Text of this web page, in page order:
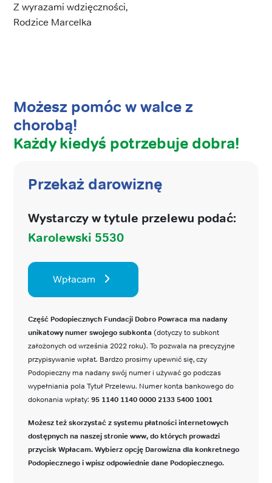
Z wyrazami wdzięczności,
Rodzice Marcelka
Możesz pomóc w walce z
chorobą!
Każdy kiedyś potrzebuje dobra!
Przekaż darowiznę
Wystarczy w tytule przelewu podać:
Karolewski 5530
Wpłacam
Część Podopiecznych Fundacji Dobro Powraca ma nadany
unikatowy numer swojego subkonta (dotyczy to subkont
założonych od września 2022 roku). To pozwala na precyzyjne
przypisywanie wpłat. Bardzo prosimy upewnić się, czy
Podopieczny ma nadany swój numer i używać go podczas
wypełniania pola Tytuł Przelewu. Numer konta bankowego do
dokonania wpłaty: 95 1140 1140 0000 2133 5400 1001
Możesz też skorzystać z systemu płatności internetowych
dostępnych na naszej stronie www, do których prowadzi
przycisk Wpłacam. Wybierz opcję Darowizna dla konkretnego
Podopiecznego i wpisz odpowiednie dane Podopiecznego.